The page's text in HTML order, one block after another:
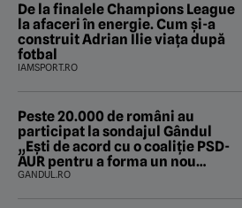
De la finalele Champions League
la afaceri în energie. Cum și-a
construit Adrian Ilie viața după
fotbal
IAMSPORT.RO
Peste 20.000 de români au
participat la sondajul Gândul
„Ești de acord cu o coaliție PSD-
AUR pentru a forma un nou
Guvern și a încheia criza
GANDUL.RO